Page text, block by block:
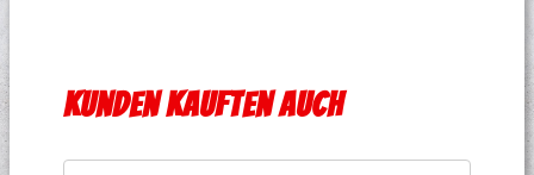
Produktgalerie überspringen
Kunden kauften auch